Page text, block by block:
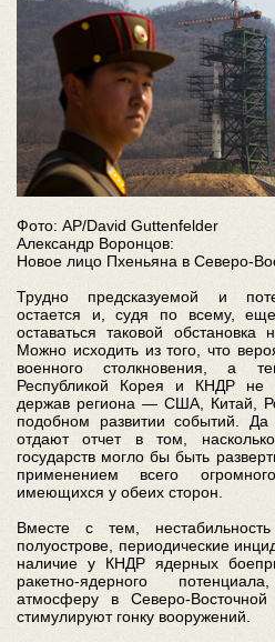
Фото: AP/David Guttenfelder
Александр Воронцов:
Новое лицо Пхеньяна в Северо-
Трудно предсказуемой и
остается и, судя по всему,
оставаться таковой обстановка
Можно исходить из того, что
военного столкновения, а
Республикой Корея и КНДР не
держав региона — США, Китай,
подобном развитии событий.
отдают отчет в том,
государств могло бы быть
применением всего
имеющихся у обеих сторон.
Вместе с тем,
полуострове, периодические
наличие у КНДР ядерных
ракетно-ядерного
атмосферу в Северо-
стимулируют гонку вооружений.